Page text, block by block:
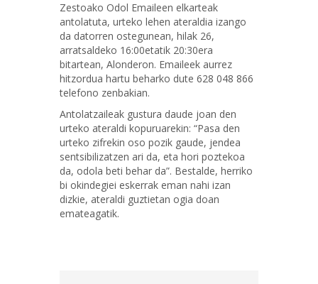
Zestoako Odol Emaileen elkarteak
antolatuta, urteko lehen ateraldia izango
da datorren ostegunean, hilak 26,
arratsaldeko 16:00etatik 20:30era
bitartean, Alonderon. Emaileek aurrez
hitzordua hartu beharko dute 628 048 866
telefono zenbakian.
Antolatzaileak gustura daude joan den
urteko ateraldi kopuruarekin: “Pasa den
urteko zifrekin oso pozik gaude, jendea
sentsibilizatzen ari da, eta hori poztekoa
da, odola beti behar da”. Bestalde, herriko
bi okindegiei eskerrak eman nahi izan
dizkie, ateraldi guztietan ogia doan
emateagatik.